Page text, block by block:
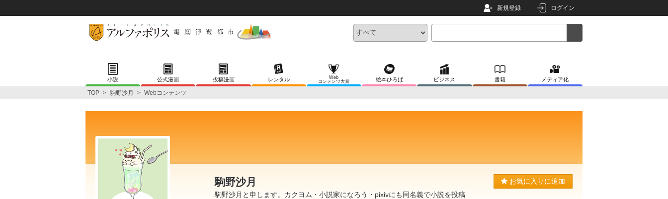
新規登録 ログイン
小説 公式漫画 投稿漫画 レンタル
Web
コンテンツ大賞
絵本ひろば ビジネス 書籍 メディア化
TOP > 駒野沙月 > Webコンテンツ
駒野沙月
駒野沙月と申します。カクヨム・小説家になろう・pixivにも同名義で小説を投稿
お気に入りに追加